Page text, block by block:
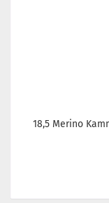
18,5 Merino